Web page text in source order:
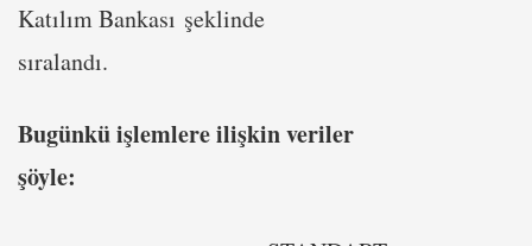
Katılım Bankası şeklinde
sıralandı.
Bugünkü işlemlere ilişkin veriler
şöyle: